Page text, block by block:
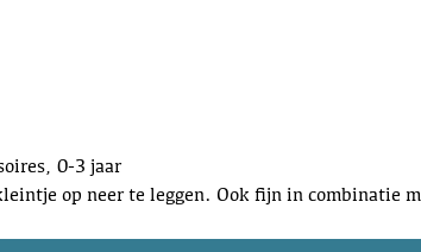
0-3 jaar
op neer te leggen. Ook fijn in combinatie